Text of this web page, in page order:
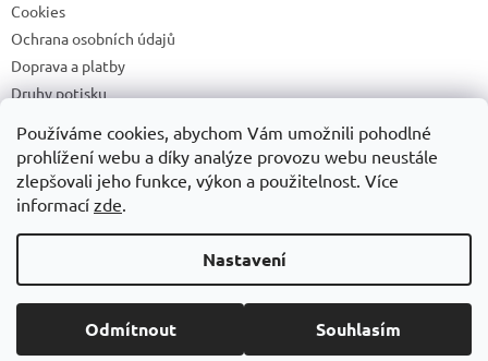
Používáme cookies, abychom Vám umožnili pohodlné
prohlížení webu a díky analýze provozu webu neustále
zlepšovali jeho funkce, výkon a použitelnost. Více
informací zde.
Nastavení
Odmítnout Souhlasím
Cookies
Ochrana osobních údajů
Doprava a platby
Druhy potisku
Recyklační příspěvky a zpětný odběr elektrozařízení/baterií
Copyright 2026ADONAI. Všechna práva vyhrazena.Upravit